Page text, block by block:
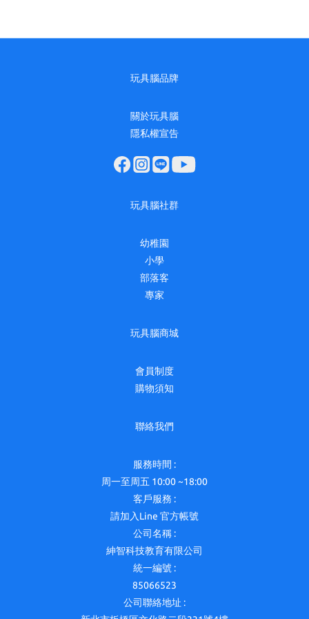
玩具腦品牌
關於玩具腦
隱私權宣告
玩具腦社群
幼稚園
小學
部落客
專家
玩具腦商城
會員制度
購物須知
聯絡我們
服務時間 :
周一至周五 10:00 ~18:00
客戶服務 :
請加入Line 官方帳號
公司名稱 :
紳智科技教育有限公司
統一編號 :
85066523
公司聯絡地址 :